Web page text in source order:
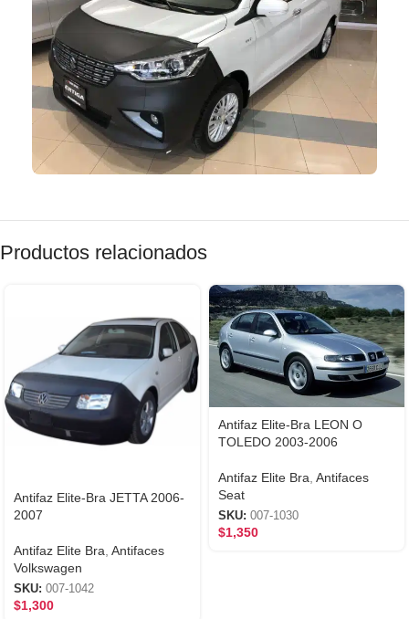
Productos relacionados
Antifaz Elite-Bra JETTA 2006-
2007
Antifaz Elite Bra Antifaces
Volkswagen
SKU: 007-1042
$1,300
Antifaz Elite-Bra LEON O
TOLEDO 2003-2006
Antifaz Elite Bra Antifaces
Seat
SKU: 007-1030
$1,350